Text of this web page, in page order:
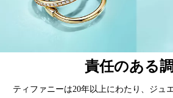
責任のある
ティファニーは20年以上にわたり、ジュ